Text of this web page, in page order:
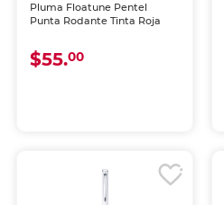
Pluma Floatune Pentel
Punta Rodante Tinta Roja
$55.00